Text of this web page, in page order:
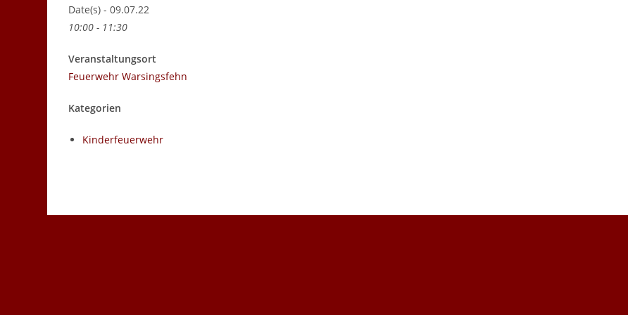
Date(s) - 09.07.22
10:00 - 11:30
Veranstaltungsort
Feuerwehr Warsingsfehn
Kategorien
Kinderfeuerwehr